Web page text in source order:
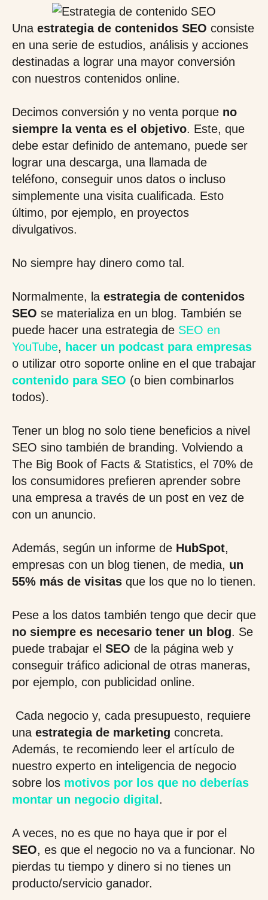
Una estrategia de contenidos SEO consiste
en una serie de estudios, análisis y acciones
destinadas a lograr una mayor conversión
con nuestros contenidos online.
Decimos conversión y no venta porque no
siempre la venta es el objetivo. Este, que
debe estar definido de antemano, puede ser
lograr una descarga, una llamada de
teléfono, conseguir unos datos o incluso
simplemente una visita cualificada. Esto
último, por ejemplo, en proyectos
divulgativos.
No siempre hay dinero como tal.
Normalmente, la estrategia de contenidos
SEO se materializa en un blog. También se
puede hacer una estrategia de SEO en
YouTube, hacer un podcast para empresas
o utilizar otro soporte online en el que trabajar
contenido para SEO (o bien combinarlos
todos).
Tener un blog no solo tiene beneficios a nivel
SEO sino también de branding. Volviendo a
The Big Book of Facts & Statistics, el 70% de
los consumidores prefieren aprender sobre
una empresa a través de un post en vez de
con un anuncio.
Además, según un informe de HubSpot,
empresas con un blog tienen, de media, un
55% más de visitas que los que no lo tienen.
Pese a los datos también tengo que decir que
no siempre es necesario tener un blog. Se
puede trabajar el SEO de la página web y
conseguir tráfico adicional de otras maneras,
por ejemplo, con publicidad online.
Cada negocio y, cada presupuesto, requiere
una estrategia de marketing concreta.
Además, te recomiendo leer el artículo de
nuestro experto en inteligencia de negocio
sobre los motivos por los que no deberías
montar un negocio digital .
A veces, no es que no haya que ir por el
SEO, es que el negocio no va a funcionar. No
pierdas tu tiempo y dinero si no tienes un
producto/servicio ganador.